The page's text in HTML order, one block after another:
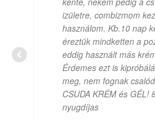
izületre, combizmom
használom. Kb.10 nap
éreztük mindketten a
eddig használt más
Érdemes ezt is
meg, nem fognak
CSUDA KRÉM és GÉL!
nyugdíjas